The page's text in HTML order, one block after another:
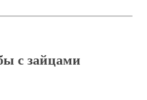
с зайцами